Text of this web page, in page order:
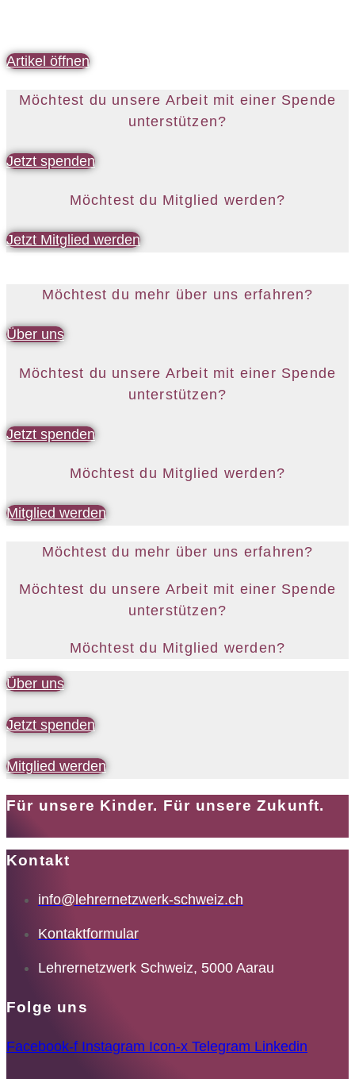
Artikel öffnen
Möchtest du unsere Arbeit mit einer Spende
unterstützen?
Jetzt spenden
Möchtest du Mitglied werden?
Jetzt Mitglied werden
Möchtest du mehr über uns erfahren?
Über uns
Möchtest du unsere Arbeit mit einer Spende
unterstützen?
Jetzt spenden
Möchtest du Mitglied werden?
Mitglied werden
Möchtest du mehr über uns erfahren?
Möchtest du unsere Arbeit mit einer Spende
unterstützen?
Möchtest du Mitglied werden?
Über uns
Jetzt spenden
Mitglied werden
Für unsere Kinder. Für unsere Zukunft.
Kontakt
info@lehrernetzwerk-schweiz.ch
Kontaktformular
Lehrernetzwerk Schweiz, 5000 Aarau
Folge uns
Facebook-f Instagram Icon-x Telegram Linkedin